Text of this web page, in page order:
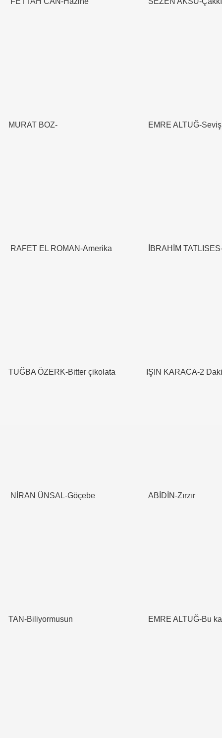
MURAT BOZ- EMRE ALTUĞ-
RAFET EL ROMAN-Amerika İBRAHİM
TUĞBA ÖZERK-Bitter çikolata IŞIN KARACA-2
NİRAN ÜNSAL-Göçebe ABİDİN-Zırzır
TAN-Biliyormusun EMRE ALTUĞ-Bu